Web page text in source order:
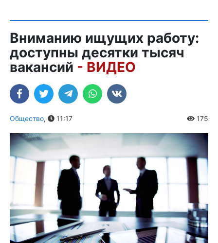
Вниманию ищущих работу:
доступны десятки тысяч
вакансий - ВИДЕО
Общество, 11:17 175